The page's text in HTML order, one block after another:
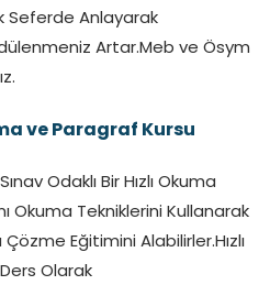
Seferde Anlayarak
Artar.Meb ve Ösym
ve Paragraf Kursu
Sınav Odaklı Bir Hızlı Okuma
Okuma Tekniklerini Kullanarak
Eğitimini Alabilirler.Hızlı
Olarak